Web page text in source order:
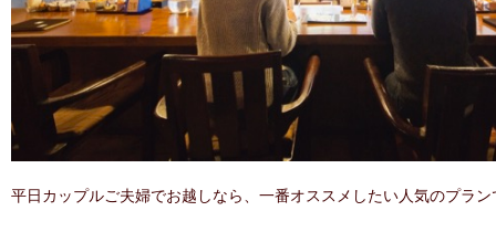
平日カップルご夫婦でお越しなら、一番オススメしたい人気のプラン